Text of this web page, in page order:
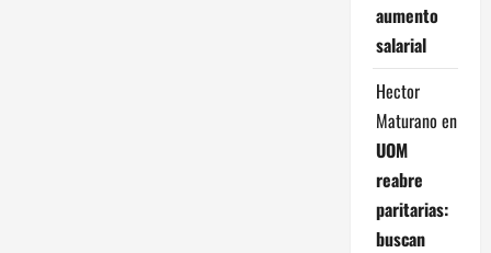
aumento
salarial
Hector
Maturano en
UOM
reabre
paritarias:
buscan